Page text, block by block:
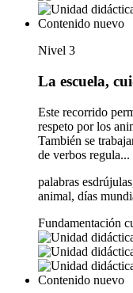
Contenido nuevo
Nivel 3
La escuela,
Este recorrido
respeto por los
También se
de verbos regula...
palabras
animal, días
Fundamentación
Contenido nuevo